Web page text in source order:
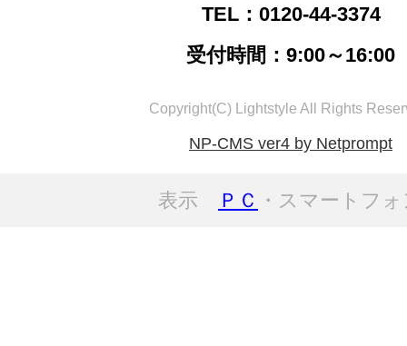
TEL：0120-44-3374
受付時間：9:00～16:00
Copyright(C) Lightstyle All Rights
NP-CMS ver4 by Netprompt
表示 ＰＣ ・スマートフ